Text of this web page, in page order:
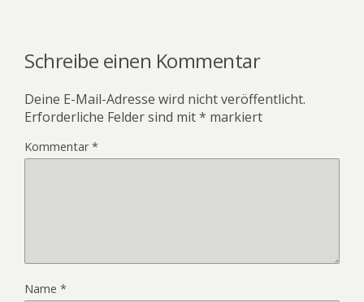
Schreibe einen Kommentar
Deine E-Mail-Adresse wird nicht veröffentlicht.
Erforderliche Felder sind mit* markiert
Kommentar*
Name *